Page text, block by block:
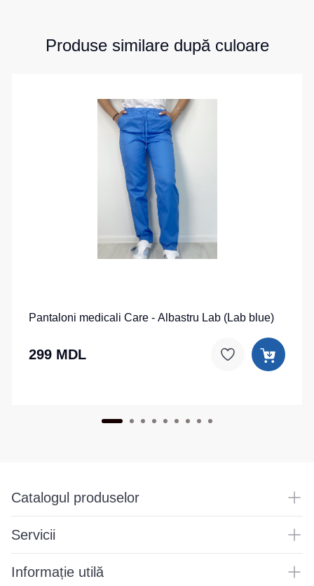
Produse similare după culoare
Pantaloni medicali Care - Albastru Lab (Lab blue)
299 MDL
Catalogul produselor
Servicii
Informație utilă